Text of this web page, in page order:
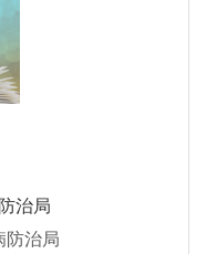
治局
防治局